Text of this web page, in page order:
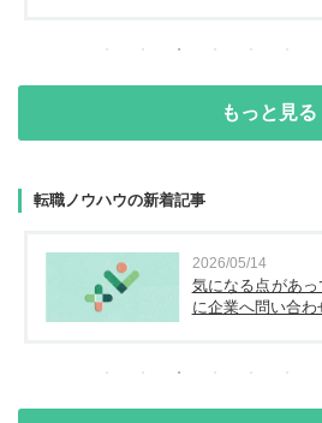
もっと見る
転職ノウハウの新着記事
2026/05/14
気になる点があ
に企業へ問い合わ